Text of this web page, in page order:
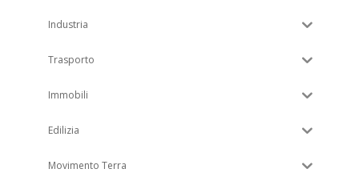
Industria
Trasporto
Immobili
Edilizia
Movimento Terra